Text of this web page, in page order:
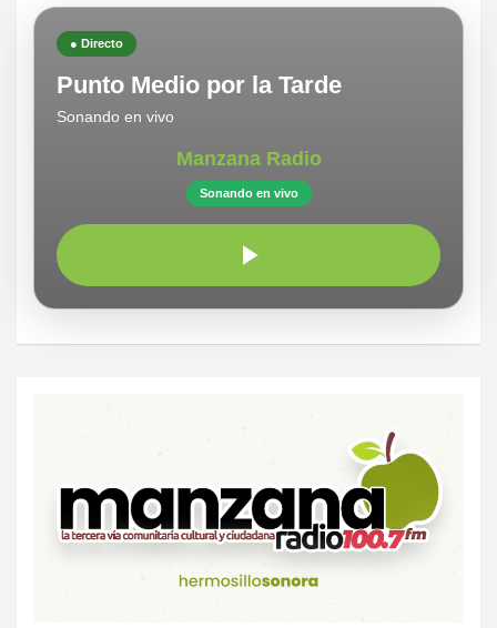
● Directo
Punto Medio por la Tarde
Sonando en vivo
Manzana Radio
Sonando en vivo